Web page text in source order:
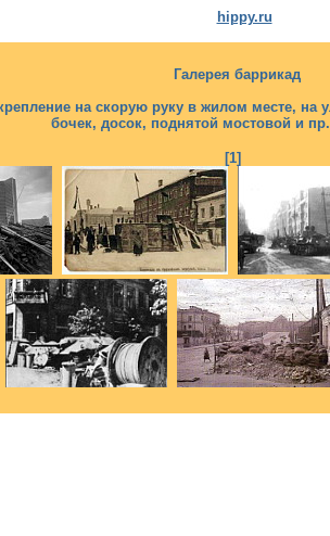
hippy.ru
Галерея баррикад
на скорую руку в жилом месте, на
бочек, досок, поднятой мостовой и пр.
[1]